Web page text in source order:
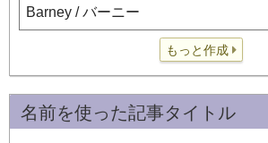
Barney / バーニー
もっと作成
名前を使った記事タイトル